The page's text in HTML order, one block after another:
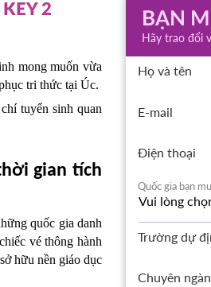
2
mong muốn vừa
tri thức tại Úc.
tuyển sinh quan
gian tích
quốc gia danh
vé thông hành
hữu nền giáo dục
BẠN
Hãy trao đổi
Họ và tên
E-mail
Điện thoại
Quốc gia bạn
Trường dự
Chuyên